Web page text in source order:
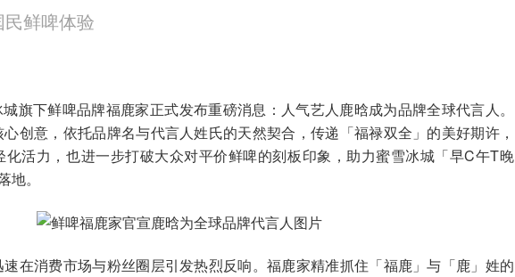
民鲜啤体验
旗下鲜啤品牌福鹿家正式发布重磅消息：人气艺人鹿晗成为品牌全球代言人。
创意，依托品牌名与代言人姓氏的天然契合，传递「福禄双全」的美好期许，
化活力，也进一步打破大众对平价鲜啤的刻板印象，助力蜜雪冰城「早C午T晚
。
在消费市场与粉丝圈层引发热烈反响。福鹿家精准抓住「福鹿」与「鹿」姓的